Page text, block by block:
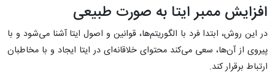
افزایش ممبر ایتا به صورت طبیعی
در این روش، ابتدا فرد با الگوریتم‌ها، قوانین و اصول ایتا آشنا می‌شود و با
پیروی از آن‌ها، سعی می‌کند محتوای خلاقانه‌ای در ایتا ایجاد و با مخاطبان
ارتباط برقرار کند.